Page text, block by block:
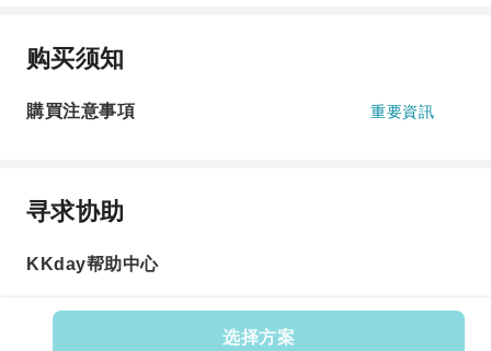
选择方案
购买须知
購買注意事項 重要資訊
寻求协助
KKday帮助中心